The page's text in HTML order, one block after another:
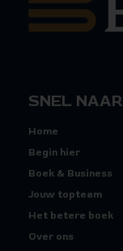
SNEL NAAR
Home
Begin hier
Boek & Business
Jouw topteam
Het betere boek
Over ons